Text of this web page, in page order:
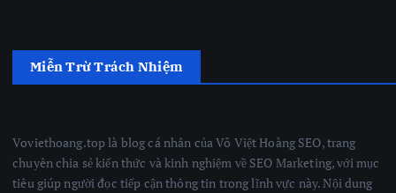
Miễn Trừ Trách Nhiệm
Voviethoang.top là blog cá nhân của Võ Việt Hoàng SEO, trang
chuyên chia sẻ kiến thức và kinh nghiệm về SEO Marketing, với mục
tiêu giúp người đọc tiếp cận thông tin trong lĩnh vực này. Nội dung